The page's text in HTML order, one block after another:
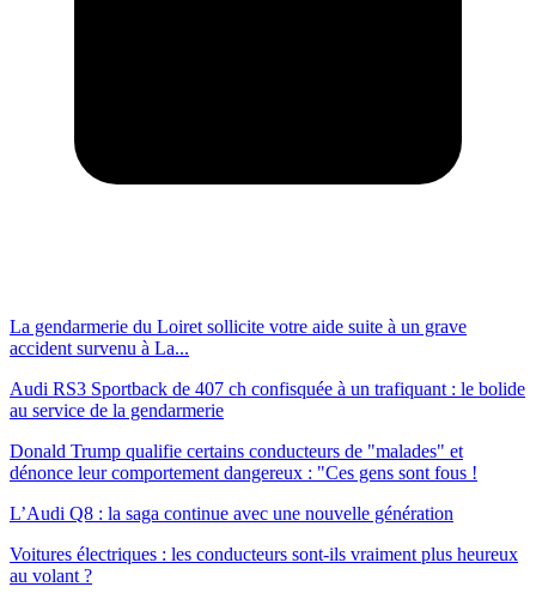
La gendarmerie du Loiret sollicite votre aide suite à un grave
accident survenu à La...
Audi RS3 Sportback de 407 ch confisquée à un trafiquant : le bolide
au service de la gendarmerie
Donald Trump qualifie certains conducteurs de "malades" et
dénonce leur comportement dangereux : "Ces gens sont fous !
L’Audi Q8 : la saga continue avec une nouvelle génération
Voitures électriques : les conducteurs sont-ils vraiment plus heureux
au volant ?